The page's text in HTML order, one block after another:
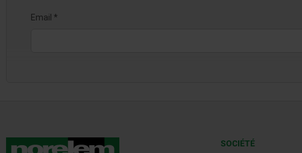
SOCIÉTÉ